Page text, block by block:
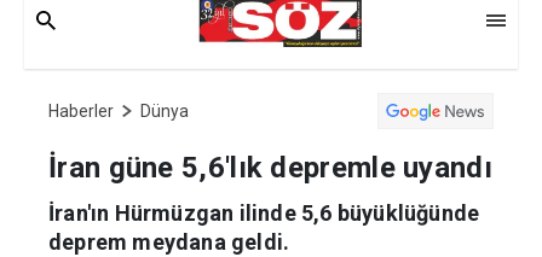
Haberler Dünya
İran güne 5,6'lık depremle uyandı
İran'ın Hürmüzgan ilinde 5,6 büyüklüğünde
deprem meydana geldi.